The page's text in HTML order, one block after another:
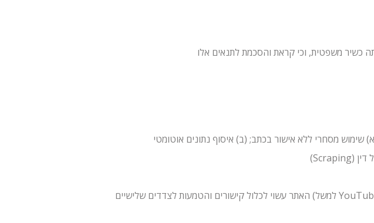
מסחרי ללא אישור בכתב; (ב) איסוף נתונים אוטומטי
האתר עשוי לכלול קישורים והטמעות לצדדים שלישיים (למשל YouTube/Spotify/WhatsApp/Meta). איננו אחראים לתוכן, למדיניות הפרטיות או לזמינות